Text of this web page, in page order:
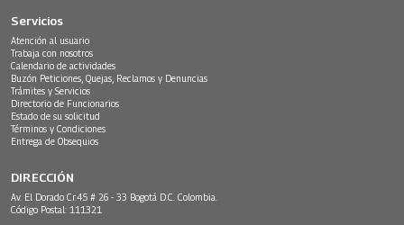
Servicios
Atención al usuario
Trabaja con nosotros
Calendario de actividades
Buzón Peticiones, Quejas, Reclamos y Denuncias
Trámites y Servicios
Directorio de Funcionarios
Estado de su solicitud
Términos y Condiciones
Entrega de Obsequios
DIRECCIÓN
Av. El Dorado Cr.45 # 26 - 33 Bogotá D.C. Colombia.
Código Postal: 111321